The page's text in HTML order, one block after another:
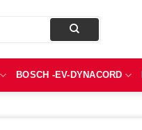
BOSCH -EV-DYNACORD